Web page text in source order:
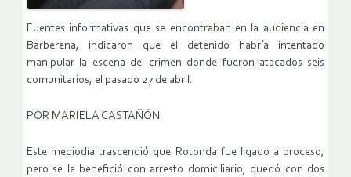
Fuentes informativas que se encontraban en la audiencia en
Barberena, indicaron que el detenido habría intentado
manipular la escena del crimen donde fueron atacados seis
comunitarios, el pasado 27 de abril.
POR MARIELA CASTAÑÓN
Este mediodía trascendió que Rotonda fue ligado a proceso,
pero se le benefició con arresto domiciliario, quedó con dos